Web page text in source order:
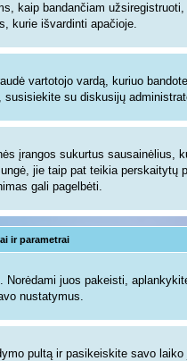
kaip bandančiam
kurie išvardinti apačioje.
vartotojo vardą, kuriuo
su diskusijų
įrangos sukurtus sausainėlius,
jie taip pat teikia perskaitytų
gali pagelbėti.
ir parametrai
juos pakeisti,
nustatymus.
pultą ir pasikeiskite savo